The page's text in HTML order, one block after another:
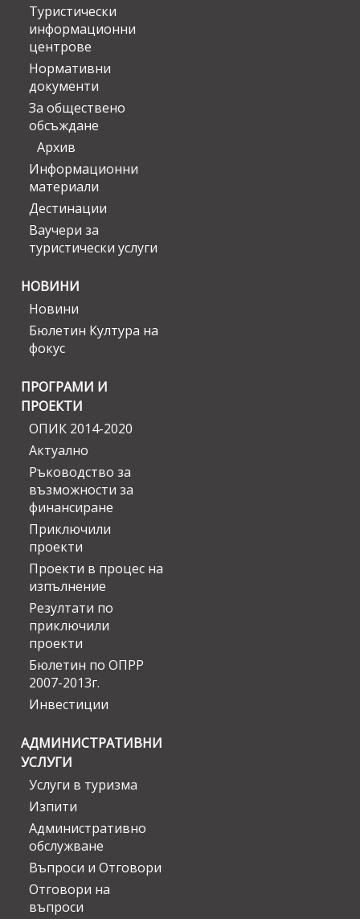
Туристически
информационни
центрове
Нормативни
документи
За обществено
обсъждане
Архив
Информационни
материали
Дестинации
Ваучери за
туристически услуги
НОВИНИ
Новини
Бюлетин Култура на
фокус
ПРОГРАМИ И
ПРОЕКТИ
ОПИК 2014-2020
Актуално
Ръководство за
възможности за
финансиране
Приключили
проекти
Проекти в процес на
изпълнение
Резултати по
приключили
проекти
Бюлетин по ОПРР
2007-2013г.
Инвестиции
АДМИНИСТРАТИВНИ
УСЛУГИ
Услуги в туризма
Изпити
Административно
обслужване
Въпроси и Отговори
Отговори на
въпроси